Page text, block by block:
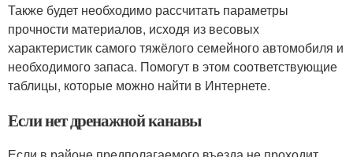
Также будет необходимо рассчитать параметры
прочности материалов, исходя из весовых
характеристик самого тяжёлого семейного автомобиля и
необходимого запаса. Помогут в этом соответствующие
таблицы, которые можно найти в Интернете.
Если нет дренажной канавы